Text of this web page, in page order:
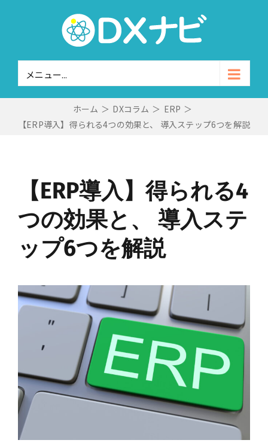
メニュー...
ホーム ＞ DXコラム ＞ ERP ＞
【ERP導入】得られる4つの効果と、 導入ステップ6つを解説
【ERP導入】得られる4
つの効果と、 導入ステ
ップ6つを解説